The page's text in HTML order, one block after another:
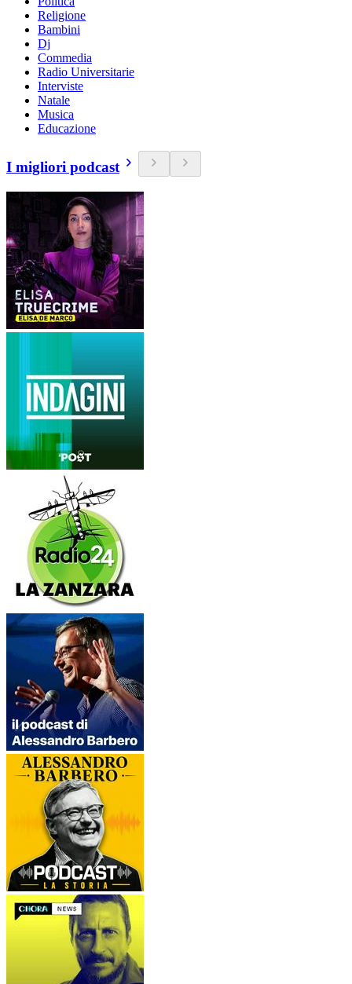
Religione
Bambini
Dj
Commedia
Radio Universitarie
Interviste
Natale
Musica
Educazione
I migliori podcast